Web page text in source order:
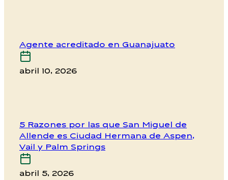
Agente acreditado en Guanajuato
abril 10, 2026
5 Razones por las que San Miguel de
Allende es Ciudad Hermana de Aspen,
Vail y Palm Springs
abril 5, 2026